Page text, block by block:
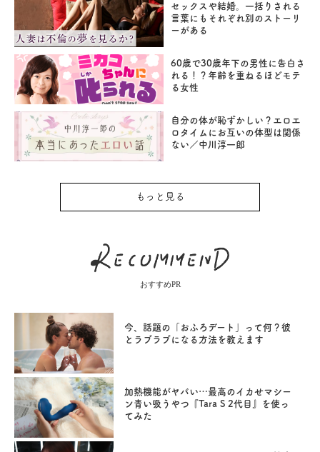
セックスや結婚。一括りされる
言葉にもそれぞれ別のストーリ
ーがある
60歳で30歳年下の男性に告白さ
れる！？年齢を重ねるほどモテ
る女性
自分の体が恥ずかしい？エロエ
ロタイムにお互いの体型は関係
ない／中川淳一郎
もっと見る
おすすめPR
今、話題の「おふろデート」って何？彼
とラブラブになる方法を教えます
加熱機能がヤバい…最高のイカせマシー
ン青い吸うやつ『Tara S 2代目』を使っ
てみた